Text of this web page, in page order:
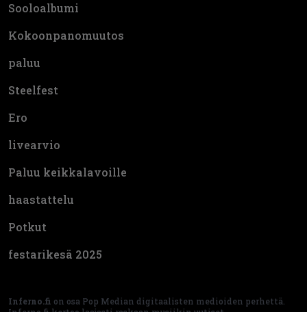
Sooloalbumi
Kokoonpanomuutos
paluu
Steelfest
Ero
livearvio
Paluu keikkalavoille
haastattelu
Potkut
festarikesä 2025
Inferno.fi on osa Pop Median digitaalisten medioiden perhettä.